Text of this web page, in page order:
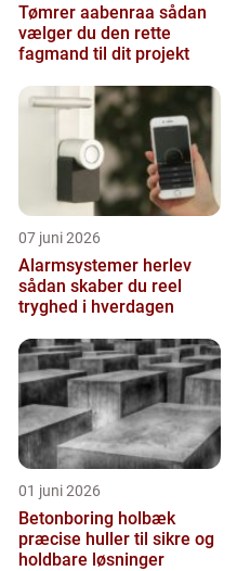
Tømrer aabenraa sådan
vælger du den rette
fagmand til dit projekt
07 juni 2026
Alarmsystemer herlev
sådan skaber du reel
tryghed i hverdagen
01 juni 2026
Betonboring holbæk
præcise huller til sikre og
holdbare løsninger